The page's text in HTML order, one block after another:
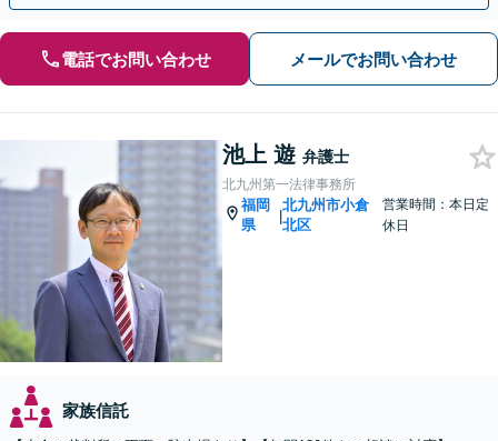
電話でお問い合わせ メールでお問い合わせ
池上 遊 弁護士
北九州第一法律事務所
福岡
県
|
北九州市小倉
北区
営業時間：本日定
休日
家族信託